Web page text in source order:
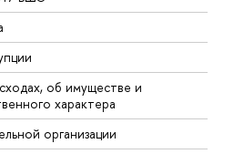
об имуществе и
характера
организации